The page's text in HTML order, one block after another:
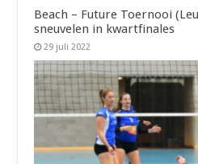
Beach – Future Toernooi
sneuvelen in kwartfinales
29 juli 2022